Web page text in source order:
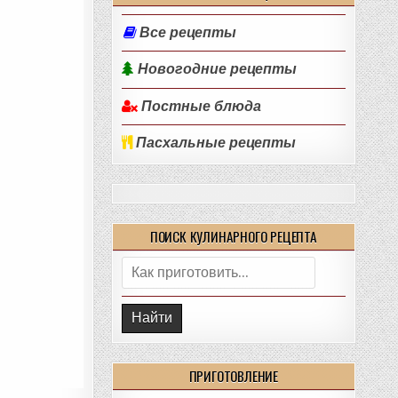
Все рецепты
Новогодние рецепты
Постные блюда
Пасхальные рецепты
ПОИСК КУЛИНАРНОГО РЕЦЕПТА
Поиск:
ПРИГОТОВЛЕНИЕ